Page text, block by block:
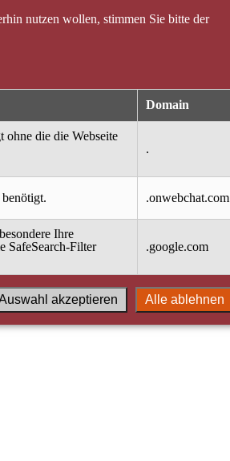
nutzen wollen, stimmen Sie bitte der
Domain
die die Webseite
.
.onwebchat.com
Ihre
SafeSearch-Filter
.google.com
Alle ablehnen
akzeptieren